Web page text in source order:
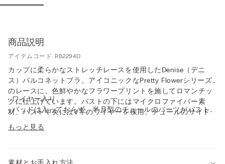
商品説明
アイテムコード: RB2294D
カップに柔らかなストレッチレースを使用したDenise（デニ
ス）バルコネットブラ。アイコニックなPretty Flowerシリーズ
のレースに、色鮮やかなフラワープリントを施してロマンチッ
クに仕上げています。バストの下にはマイクロファイバー素
材、バスト中央にはV字のワイヤーを採用。チュールのサイド
ベルトにはレースをプラス。デコルテを美しく見せるためにデ
ザインされたこのバルコネットブラは、パッドなしでも軽やか
• ワイヤー入り
• パッドは入っておらず、半月型のチュールのパーツがバストを
• マイクロファイバー素材のストラップは、バックで長さを調節
• 自然にボリュームを出しながら、心地良くしっかりとバストを
もっと見る